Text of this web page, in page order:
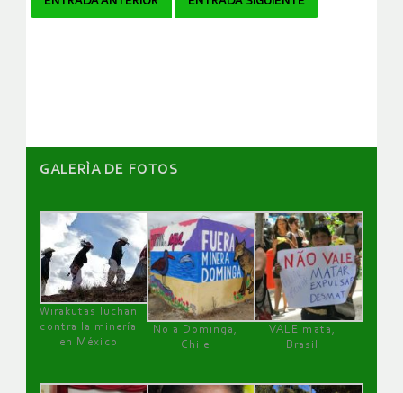
GALERÌA DE FOTOS
Wirakutas luchan
contra la minería
en México
No a Dominga,
Chile
VALE mata,
Brasil